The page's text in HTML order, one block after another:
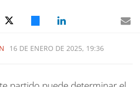
16 DE ENERO DE 2025, 19:36